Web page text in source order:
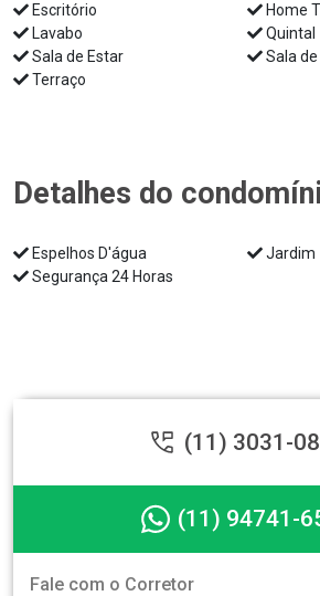
Escritório
Home
Lavabo
Quintal
Sala de Estar
Sala
Terraço
Detalhes do
Espelhos D'água
Jardim
Segurança 24 Horas
(11) 3031-
(11) 94741-
Fale com o Corretor